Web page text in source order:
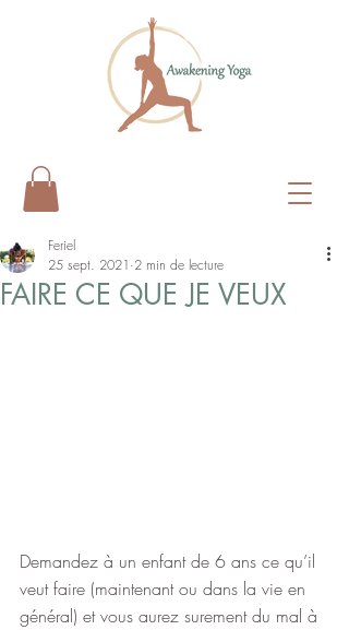
FAIRE CE QUE JE VEUX
Feriel
25 sept. 2021 2 min de lecture
Demandez à un enfant de 6 ans ce qu’il
veut faire (maintenant ou dans la vie en
général) et vous aurez surement du mal à